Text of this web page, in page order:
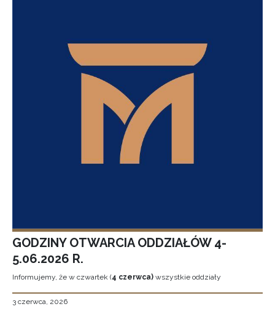
GODZINY OTWARCIA ODDZIAŁÓW 4-
5.06.2026 R.
Informujemy, że w czwartek (4 czerwca) wszystkie oddziały
3 czerwca, 2026